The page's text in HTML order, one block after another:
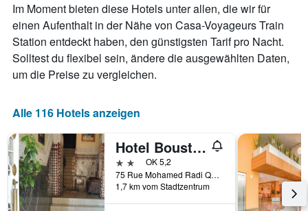
Im Moment bieten diese Hotels unter allen, die wir für
einen Aufenthalt in der Nähe von Casa-Voyageurs Train
Station entdeckt haben, den günstigsten Tarif pro Nacht.
Solltest du flexibel sein, ändere die ausgewählten Daten,
um die Preise zu vergleichen.
Alle 116 Hotels anzeigen
Hotel Boustane
2 SterneOK 5,2
75 Rue Mohamed Radi Quartier de la Gare, Casablanca, Marokko
1,7 km vom Stadtzentrum